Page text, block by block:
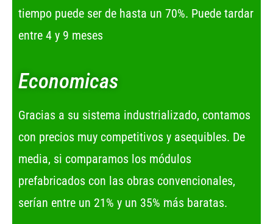
tiempo puede ser de hasta un 70%. Puede tardar
entre 4 y 9 meses
Economicas
Gracias a su sistema industrializado, contamos
con precios muy competitivos y asequibles. De
media, si comparamos los módulos
prefabricados con las obras convencionales,
serían entre un 21% y un 35% más baratas.